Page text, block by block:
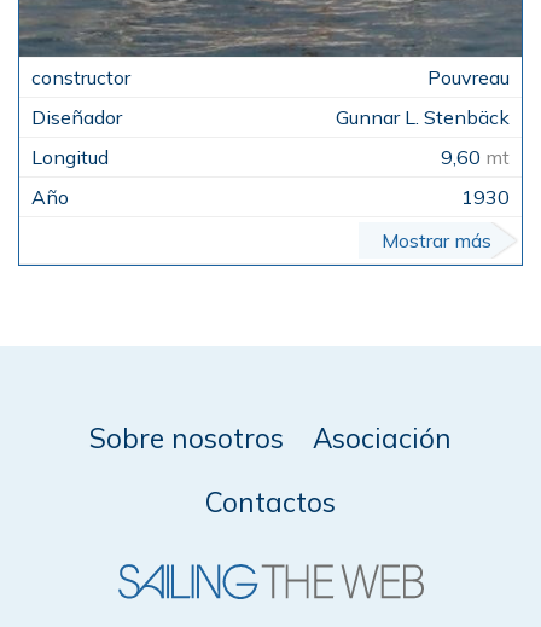
Pouvreau
Gunnar L. Stenbäck
9,60 mt
1930
Mostrar más
Sobre nosotros
Asociación
Contactos